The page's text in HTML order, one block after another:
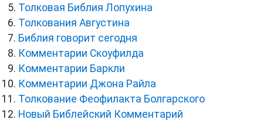
Толковая Библия Лопухина
Толкования Августина
Библия говорит сегодня
Комментарии Скоуфилда
Комментарии Баркли
Комментарии Джона Райла
Толкование Феофилакта Болгарского
Новый Библейский Комментарий